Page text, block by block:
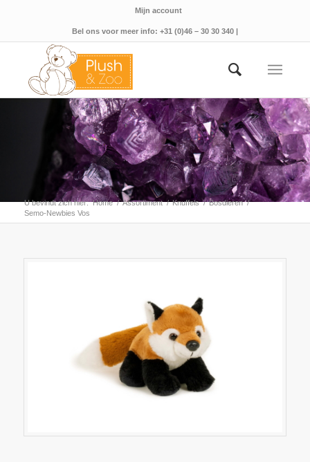
Mijn account
Bel ons voor meer info: +31 (0)46 – 30 30 340 |
U bevindt zich hier: Home / Assortiment / Knuffels / Bosdieren /
Semo-Newbies Vos